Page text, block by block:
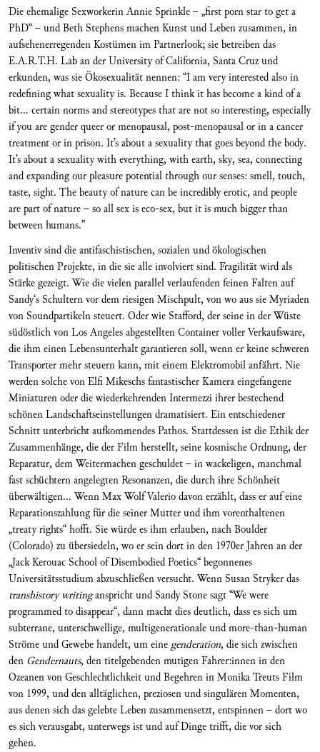
Die ehemalige Sexworkerin Annie Sprinkle – „first porn star to get a
PhD“ – und Beth Stephens machen Kunst und Leben zusammen, in
aufsehenerregenden Kostümen im Partnerlook; sie betreiben das
E.A.R.T.H. Lab an derUniversity of California, Santa Cruz und
erkunden, was sie Ökosexualität nennen: “I am very interested also in
redefining what sexuality is. Because I think it has become a kind of a
bit… certain norms and stereotypes that are not so interesting, especially
if you are gender queer or menopausal, post-menopausal or in a cancer
treatment or in prison. It’s about a sexuality that goes beyond the body.
It’s about a sexuality with everything, with earth, sky, sea, connecting
and expanding our pleasure potential through our senses: smell, touch,
taste, sight. The beauty of nature can be incredibly erotic, and people
are part of nature – so all sex is eco-sex, but it is much bigger than
between humans.”
Inventiv sind die antifaschistischen, sozialen und ökologischen
politischen Projekte, in die sie alle involviert sind. Fragilität wird als
Stärke gezeigt. Wie die vielen parallel verlaufenden feinen Falten auf
Sandy‘s Schultern vor dem riesigen Mischpult, von wo aus sie Myriaden
von Soundpartikeln steuert. Oder wie Stafford, der seine in der Wüste
südöstlich von Los Angeles abgestellten Container voller Verkaufsware,
die ihm einen Lebensunterhalt garantieren soll, wenn er keine schweren
Transporter mehr steuern kann, mit einem Elektromobil anfährt. Nie
werden solche von Elfi Mikeschs fantastischer Kamera eingefangene
Miniaturen oder die wiederkehrenden Intermezzi ihrer bestechend
schönen Landschaftseinstellungen dramatisiert. Ein entschiedener
Schnitt unterbricht aufkommendes Pathos. Stattdessen ist die Ethik der
Zusammenhänge, die der Film herstellt, seine kosmische Ordnung, der
Reparatur, dem Weitermachen geschuldet – in wackeligen, manchmal
fast schüchtern angelegten Resonanzen, die durch ihre Schönheit
überwältigen... Wenn Max Wolf Valerio davon erzählt, dass er auf eine
Reparationszahlung für die seiner Mutter und ihm vorenthaltenen
„treaty rights“ hofft. Sie würde es ihm erlauben, nach Boulder
(Colorado) zu übersiedeln, wo er sein dort in den 1970er Jahren an der
„Jack Kerouac School of Disembodied Poetics“ begonnenes
Universitätsstudium abzuschließen versucht. Wenn Susan Stryker das
transhistory writinganspricht und Sandy Stone sagt “We were
programmed to disappear“, dann macht dies deutlich, dass es sich um
subterrane, unterschwellige, multigenerationale und more-than-human
Ströme und Gewebe handelt, um einegenderation, die sich zwischen
den Gendernauts, den titelgebenden mutigen Fahrer:innen in den
Ozeanen von Geschlechtlichkeit und Begehren in Monika Treuts Film
von 1999, und den alltäglichen, preziosen und singulären Momenten,
aus denen sich das gelebte Leben zusammensetzt, entspinnen – dort wo
es sich verausgabt, unterwegs ist und auf Dinge trifft, die vor sich
gehen.